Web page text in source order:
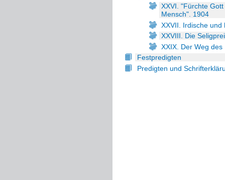
XXVI. "Fürchte
Mensch". 1904
XXVII. Irdische und
XXVIII. Die
XXIX. Der Weg
Festpredigten
Predigten und